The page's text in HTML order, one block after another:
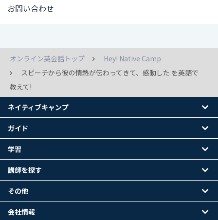
お問い合わせ
オンライン英会話トップ
Hey! Native Camp
スピーチから彼の情熱が伝わってきて、感動した を英語で
教えて!
ネイティブキャンプ
ガイド
学習
講師を探す
その他
会社情報